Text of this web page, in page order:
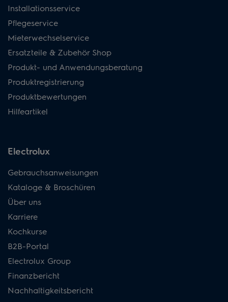
Installationsservice
Pflegeservice
Mieterwechselservice
Ersatzteile & Zubehör Shop
Produkt- und Anwendungsberatung
Produktregistrierung
Produktbewertungen
Hilfeartikel
Electrolux
Gebrauchsanweisungen
Kataloge & Broschüren
Über uns
Karriere
Kochkurse
B2B-Portal
Electrolux Group
Finanzbericht
Nachhaltigkeitsbericht